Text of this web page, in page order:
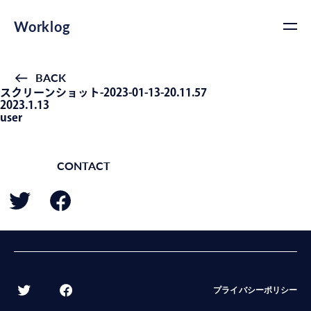
Worklog
BACK
スクリーンショット-2023-01-13-20.11.57
2023.1.13
user
CONTACT
プライバシーポリシー